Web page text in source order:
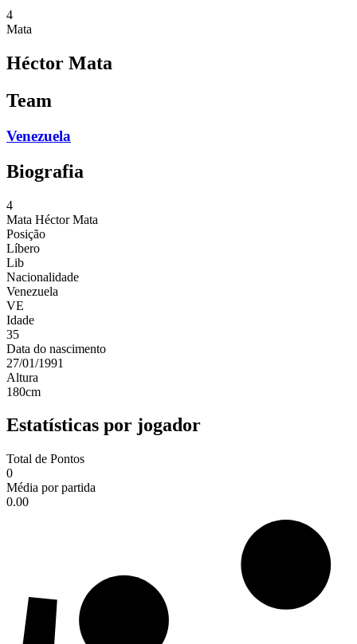
4
Mata
Héctor Mata
Team
Venezuela
Biografia
4
Mata Héctor Mata
Posição
Líbero
Lib
Nacionalidade
Venezuela
VE
Idade
35
Data do nascimento
27/01/1991
Altura
180cm
Estatísticas por jogador
Total de Pontos
0
Média por partida
0.00